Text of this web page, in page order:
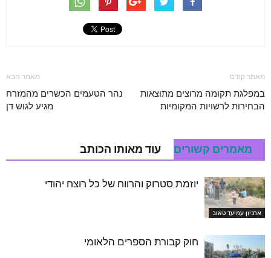
מאמר קודם
במפלגת תקומה מרוצים מתוצאות
הבחירות לרשויות המקומיות
מאמר הבא
נהר הטעמים הכשרים מהמזרח
מגיע לגוש דן
מאמרים קשורים עוד מאותו הכותב
ארכיון עמיעד טאוב
יוזמת סטרוק והרווח של כל רוצח יהודי
חוק קבורת הספרים הלאומי